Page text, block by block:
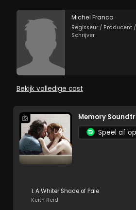
Michel Franco
Regisseur / Producent /
Schrijver
Bekijk volledige cast
Memory
Speel af
1. A Whiter Shade of Pale
Keith Reid